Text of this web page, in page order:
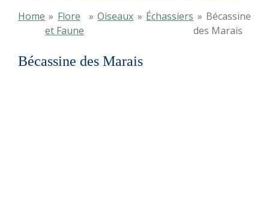
Home » Flore
et Faune
» Oiseaux » Échassiers » Bécassine
des Marais
Bécassine des Marais